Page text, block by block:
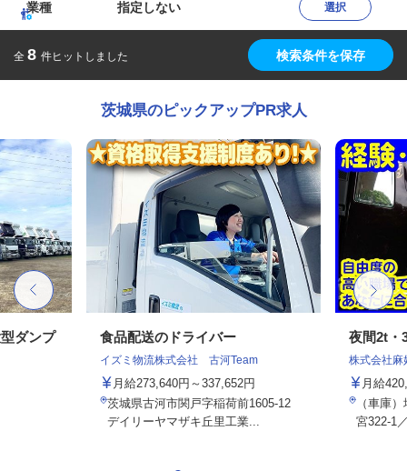
業種 指定しない 選択
全 8 件ヒットしました 検索条件を保存
茨城県のピックアップPR求人
ダンプ 食品配送のドライバー
イズミ物流株式会社 古河Team
月給273,640円～337,652円
茨城県古河市関戸字稲荷前1605-12
デイリーヤマザキ丘里工業...
夜間2t・
株式会社麻
月給
（車庫）
宮322-1